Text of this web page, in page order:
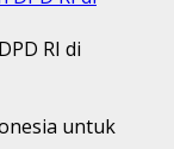
RI di
untuk